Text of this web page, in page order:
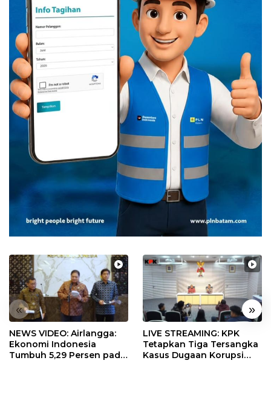
« »
NEWS VIDEO: Airlangga:
Ekonomi Indonesia
Tumbuh 5,29 Persen pada
LIVE STREAMING: KPK
Tetapkan Tiga Tersangka
Kasus Dugaan Korupsi